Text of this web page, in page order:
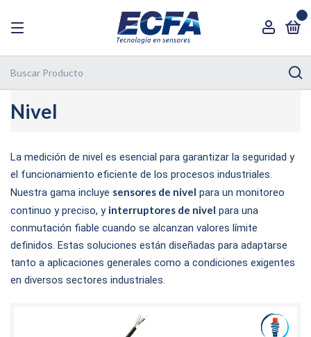
Nivel
La medición de nivel es esencial para garantizar la seguridad y
el funcionamiento eficiente de los procesos industriales.
Nuestra gama incluye sensores de nivel para un monitoreo
continuo y preciso, y interruptores de nivel para una
conmutación fiable cuando se alcanzan valores límite
definidos. Estas soluciones están diseñadas para adaptarse
tanto a aplicaciones generales como a condiciones exigentes
en diversos sectores industriales.